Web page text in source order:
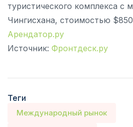
туристического комплекса с
Чингисхана, стоимостью
Арендатор.ру
Источник: Фронтдеск.ру
Теги
Международный рынок